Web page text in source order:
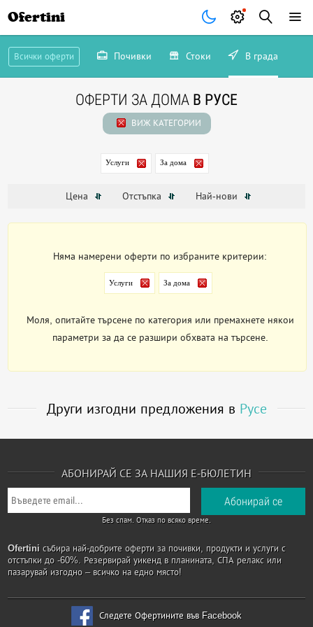
Ofertini
Всички оферти Почивки Стоки В града
ОФЕРТИ ЗА ДОМА В РУСЕ
ВИЖ КАТЕГОРИИ
Услуги За дома
Цена Отстъпка Най-нови
Няма намерени оферти по избраните критерии:
Услуги За дома
Моля, опитайте търсене по категория или премахнете някои
параметри за да се разшири обхвата на търсене.
Други изгодни предложения в Русе
АБОНИРАЙ СЕ ЗА НАШИЯ Е-БЮЛЕТИН
Без спам. Отказ по всяко време.
Ofertini събира най-добрите оферти за почивки, продукти и услуги с
отстъпки до -60%. Резервирай уикенд в планината, СПА релакс или
пазарувай изгодно – всичко на едно място!
Следете Офертините във Facebook